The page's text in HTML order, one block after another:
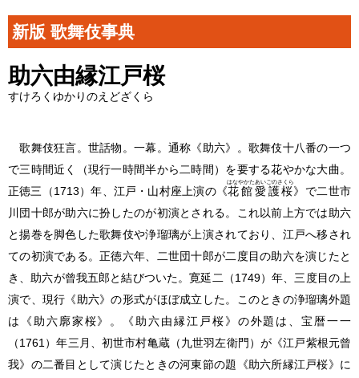
新版 歌舞伎事典
助六由縁江戸桜
すけろくゆかりのえどざくら
歌舞伎狂言。世話物。一幕。通称《助六》。歌舞伎十八番の一つ
で三時間近く（現行一時間半から二時間）を要する花やかな大曲。
正徳三（1713）年、江戸・山村座上演の《花館愛護桜
はなやかたあいごのさくら
》で二世市
川団十郎が助六に扮したのが初演とされる。これ以前上方では助六
と揚巻を脚色した歌舞伎や浄瑠璃が上演されており、江戸へ移され
ての初演である。正徳六年、二世団十郎が二度目の助六を演じたと
き、助六が曾我五郎と結びついた。寛延二（1749）年、三度目の上
演で、現行《助六》の形式がほぼ成立した。このときの浄瑠璃外題
は《助六廓家桜》。《助六由縁江戸桜》の外題は、宝暦一一
（1761）年三月、初世市村亀蔵（九世羽左衛門）が《江戸紫根元曾
我》の二番目として演じたときの河東節の題《助六所縁江戸桜》に